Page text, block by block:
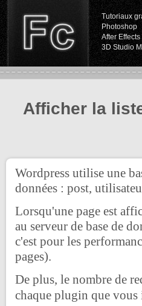
Tutoriaux
Photoshop
After Effects
3D Studio
Afficher la
Wordpress utilise une
données : post,
Lorsqu'une page est
au serveur de base de
c'est pour les
pages).
De plus, le nombre de
chaque plugin que